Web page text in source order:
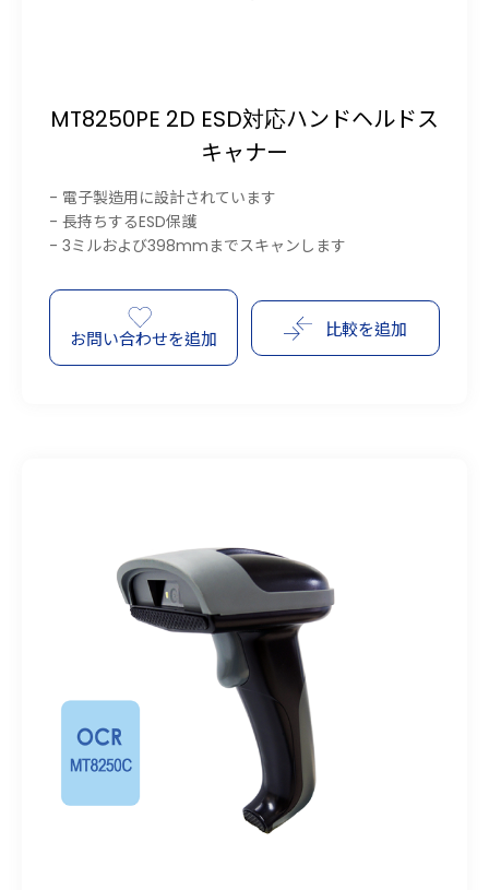
MT8250PE 2D ESD対応ハンドヘルドス
キャナー
- 電子製造用に設計されています
- 長持ちするESD保護
- 3ミルおよび398mmまでスキャンします
お問い合わせを追加 比較を追加